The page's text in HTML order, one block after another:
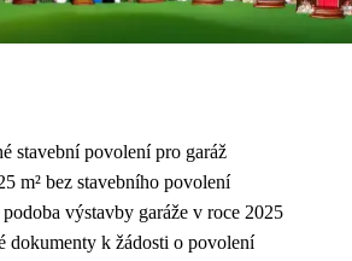
stavební povolení pro garáž
m² bez stavebního povolení
výstavby garáže v roce 2025
dokumenty k žádosti o povolení